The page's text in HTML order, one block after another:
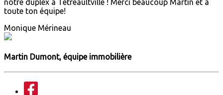
notre duplex à Tétreaultville ! Merci beaucoup Martin et à
toute ton équipe!
Monique Mérineau
Martin Dumont, équipe immobilière